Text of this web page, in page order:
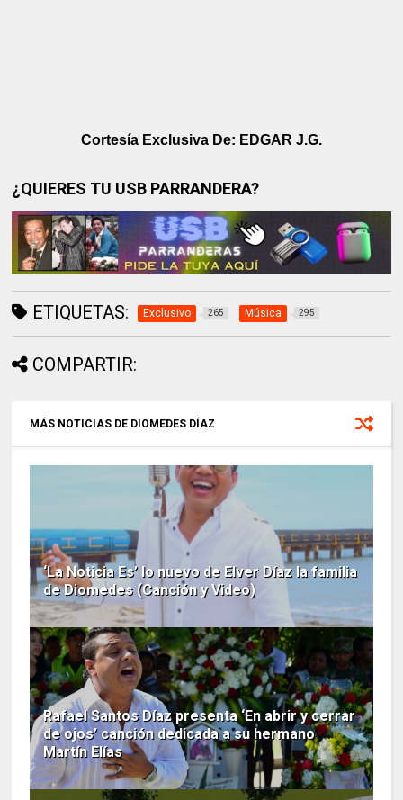
Cortesía Exclusiva De: EDGAR J.G.
¿QUIERES TU USB PARRANDERA?
ETIQUETAS: Exclusivo 265 Música 295
COMPARTIR:
MÁS NOTICIAS DE DIOMEDES DÍAZ
‘La Noticia Es’ lo nuevo de Elver Díaz la familia
de Diomedes (Canción y Video)
Rafael Santos Díaz presenta ‘En abrir y cerrar
de ojos’ canción dedicada a su hermano
Martín Elías